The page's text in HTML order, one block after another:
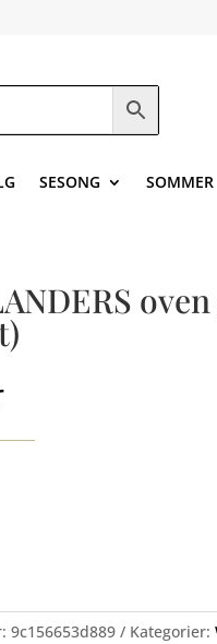
SESONG SOMMER
9c156653d889 Kategorier: